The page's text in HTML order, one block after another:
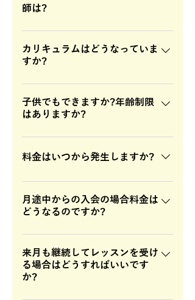
ットでも受講可能です。 パソコンの
ですので、ヘッドセットをご購入く
ださい。(USB接続タイプがお勧めで
意ください。 パソコンにカメラマイ
のものはご購入の必要はありませ
ん。 （ほとんどのノートパソコン、
されています。）
ってください。無料体験レッスンを
タンを選択してください。 登録され
ン1回分の予約メールが届きます。
体験レッスンの予約が完了となりま
す。 新規登録後、代表の森口より連
ださい。
師は?
採用されている講師は、明るく優し
く、指導経験も4年以上のベテランば
かりです。 高いスキルを持ち、どの
あり、アルバイトの講師はいませ
後も継続的に教育・指導を行ってお
ります。採用には、Amoma Tutorial
面接、デモレッスンを行った上で採
用を行っております。採用後も、講
師のスキル向上のため定期的に研修
カリキュラムはどうなっていま
すか?
体験レッスン後、生徒様のご希望・
レベルに合わせて、生徒様一人ひと
りに合わせたカアリキュラムで進め
子供でもできますか?年齢制限
はありますか?
基本的には小学生からとなっており
ます。基本的には小学生からからご
ます。レッスンに集中することが難
しい小さなお子様の場合は、ご家族
の方の付き添いをお勧めいたしま
い。
料金はいつから発生しますか?
無料体験レッスン終了後は、気に入
っていただけましたら、レッスンお
申し込みのページより、コース(週1
料金が発生いたします。 コースをご
購入いただかない限り、料金は発生
月途中からの入会の場合料金は
どうなるのですか?
いつでもご入会いただけます。 月途
中からの入会の場合でも、月謝の方
は、入会された日から1ヶ月となりま
す。 （例） 4月15日入会の場合、5月
来月も継続してレッスンを受け
る場合はどうすればいいです
か?